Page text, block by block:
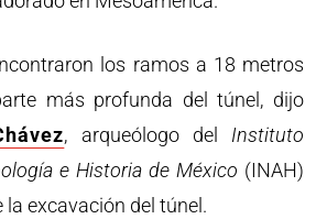
los ramos a 18 metros
más profunda del túnel, dijo
, arqueólogo del Instituto
e Historia de México (INAH)
la excavación del túnel.